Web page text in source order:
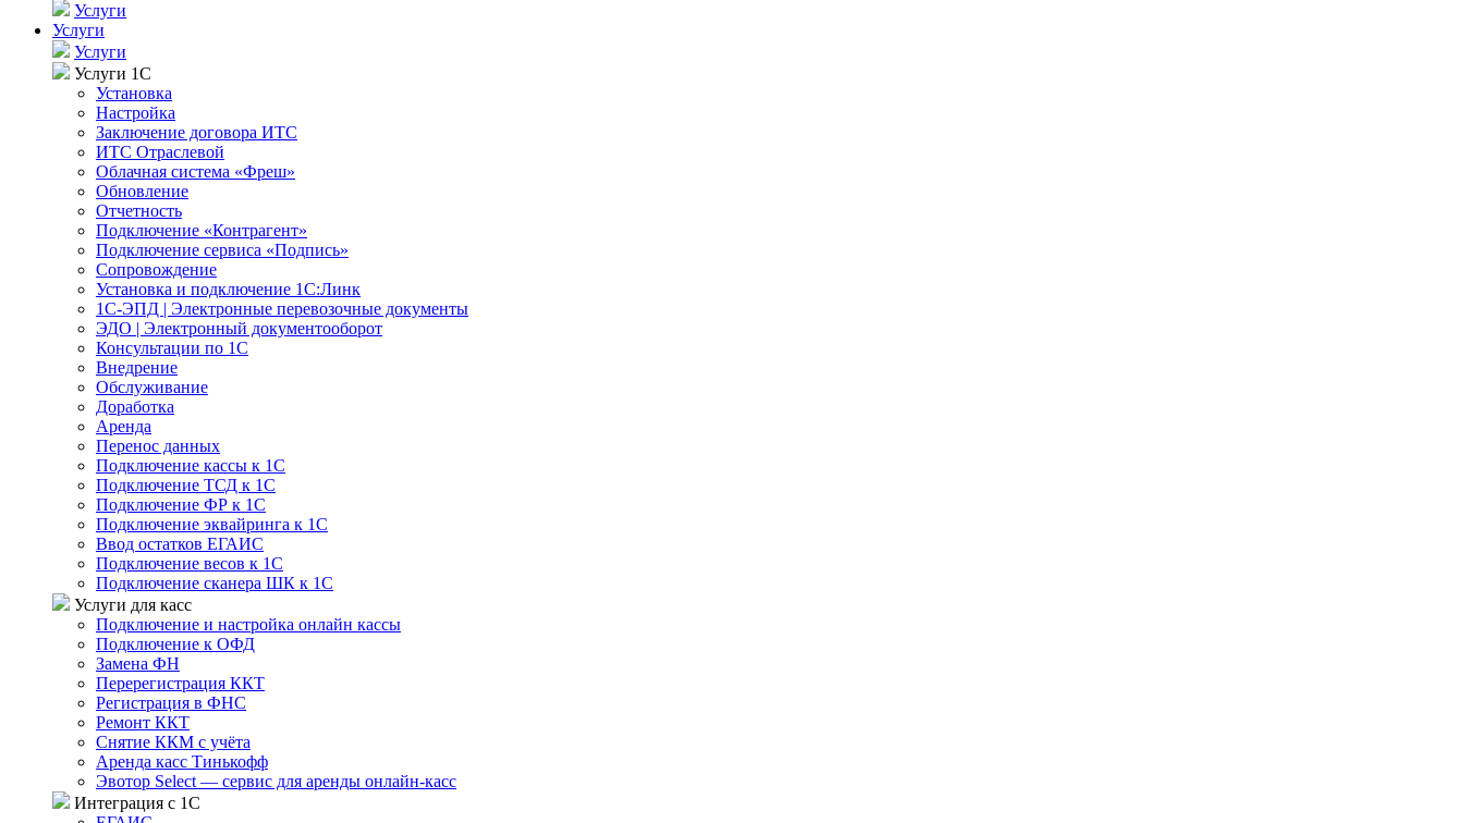
Услуги
Услуги
Услуги
Услуги 1С
Установка
Настройка
Заключение договора ИТС
ИТС Отраслевой
Облачная система «Фреш»
Обновление
Отчетность
Подключение «Контрагент»
Подключение сервиса «Подпись»
Сопровождение
Установка и подключение 1С:Линк
1С-ЭПД | Электронные перевозочные документы
ЭДО | Электронный документооборот
Консультации по 1С
Внедрение
Обслуживание
Доработка
Аренда
Перенос данных
Подключение кассы к 1С
Подключение ТСД к 1С
Подключение ФР к 1С
Подключение эквайринга к 1С
Ввод остатков ЕГАИС
Подключение весов к 1С
Подключение сканера ШК к 1С
Услуги для касс
Подключение и настройка онлайн кассы
Подключение к ОФД
Замена ФН
Перерегистрация ККТ
Регистрация в ФНС
Ремонт ККТ
Снятие ККМ с учёта
Аренда касс Тинькофф
Эвотор Select — сервис для аренды онлайн-касс
Интеграция с 1С